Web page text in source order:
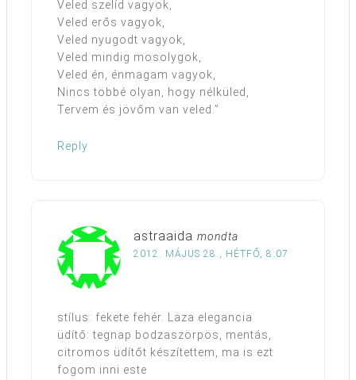
Veled szelíd vagyok,
Veled erős vagyok,
Veled nyugodt vagyok,
Veled mindig mosolygok,
Veled én, énmagam vagyok,
Nincs többé olyan, hogy nélküled,
Tervem és jövőm van veled.”
Reply
astraaida mondta
2012. MÁJUS 28., HÉTFŐ, 8:07
stílus: fekete fehér. Laza elegancia
üdítő: tegnap bodzaszörpös, mentás,
citromos üdítőt készítettem, ma is ezt
fogom inni este